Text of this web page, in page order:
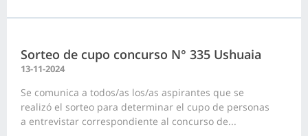
Sorteo de cupo concurso N° 335 Ushuaia
13-11-2024
Se comunica a todos/as los/as aspirantes que se
realizó el sorteo para determinar el cupo de personas
a entrevistar correspondiente al concurso de...